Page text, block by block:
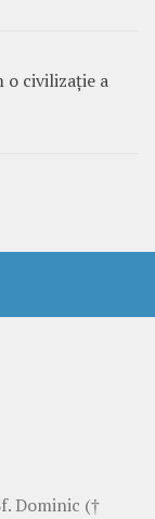
o civilizație a
Dominic (†